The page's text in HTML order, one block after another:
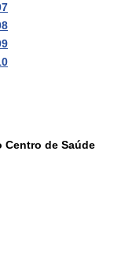
Centro de Saúde